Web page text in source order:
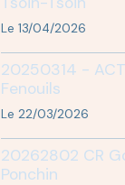
Le 13/04/2026
20250314 -
Fenouils
Le 22/03/2026
20262802 CR
Ponchin